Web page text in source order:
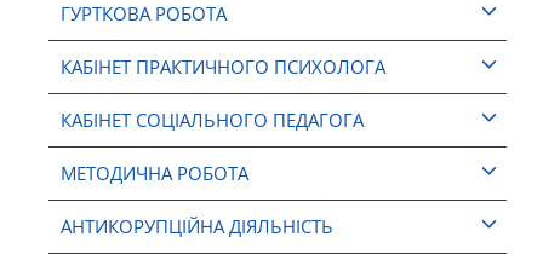
ГУРТКОВА РОБОТА
КАБІНЕТ ПРАКТИЧНОГО ПСИХОЛОГА
КАБІНЕТ СОЦІАЛЬНОГО ПЕДАГОГА
МЕТОДИЧНА РОБОТА
АНТИКОРУПЦІЙНА ДІЯЛЬНІСТЬ